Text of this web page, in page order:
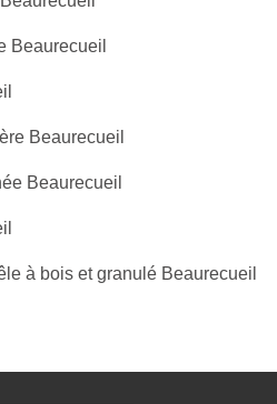
Beaurecueil
Beaurecueil
Beaurecueil
à bois et granulé Beaurecueil